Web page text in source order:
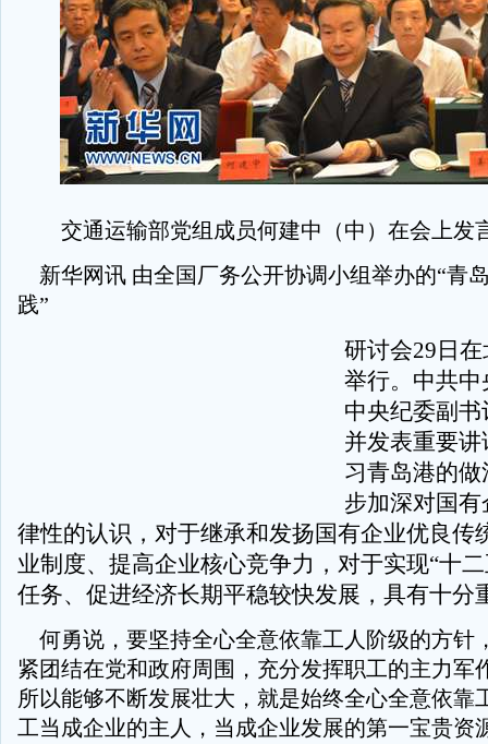
交通运输部党组成员何建中（中）在会上发
新华网讯 由全国厂务公开协调小组举办的“青
践”
研讨会29日
举行。中共
中央纪委副
并发表重要
习青岛港的
步加深对国
律性的认识，对于继承和发扬国有企业优良传
业制度、提高企业核心竞争力，对于实现“十
任务、促进经济长期平稳较快发展，具有十分
何勇说，要坚持全心全意依靠工人阶级的方针
紧团结在党和政府周围，充分发挥职工的主力军
所以能够不断发展壮大，就是始终全心全意依靠
工当成企业的主人，当成企业发展的第一宝贵资